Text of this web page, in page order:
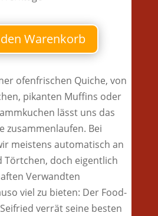
Warenkorb
ofenfrischen Quiche, von
pikanten Muffins oder
lässt uns das
zusammenlaufen. Bei
meistens automatisch an
Törtchen, doch eigentlich
Verwandten
viel zu bieten: Der Food-
verrät seine besten